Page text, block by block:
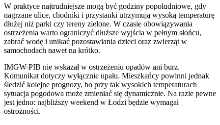
W praktyce najtrudniejsze mogą być godziny popołudniowe, gdy
nagrzane ulice, chodniki i przystanki utrzymują wysoką temperaturę
dłużej niż parki czy tereny zielone. W czasie obowiązywania
ostrzeżenia warto ograniczyć dłuższe wyjścia w pełnym słońcu,
zabrać wodę i unikać pozostawiania dzieci oraz zwierząt w
samochodach nawet na krótko.
IMGW-PIB nie wskazał w ostrzeżeniu opadów ani burz.
Komunikat dotyczy wyłącznie upału. Mieszkańcy powinni jednak
śledzić kolejne prognozy, bo przy tak wysokich temperaturach
sytuacja pogodowa może zmieniać się dynamicznie. Na razie pewne
jest jedno: najbliższy weekend w Łodzi będzie wymagał
ostrożności.